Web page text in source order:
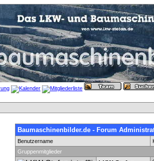
Baumaschinenbilder.de - Forum
Benutzername
Gruppenmitglieder